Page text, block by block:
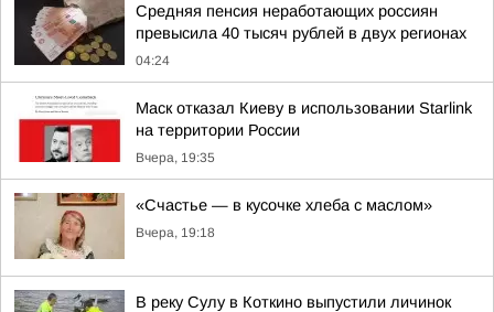
Средняя пенсия неработающих россиян
превысила 40 тысяч рублей в двух регионах
04:24
Маск отказал Киеву в использовании Starlink
на территории России
Вчера, 19:35
«Счастье — в кусочке хлеба с маслом»
Вчера, 19:18
В реку Сулу в Коткино выпустили личинок